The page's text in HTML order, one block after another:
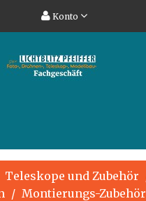
Konto
Teleskope und Zubehör
Montierungs-Zubehör